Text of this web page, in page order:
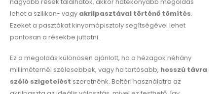
lehet a szilikon- vagy akrilpasztával történő tömítés.
Ezeket a pasztákat kinyomópisztoly segítségével lehet
pontosan a résekbe juttatni.
Ez a megoldás különösen ajánlott, ha a hézagok néhány
milliméternél szélesebbek, vagy ha tartósabb, hosszú távra
szóló szigetelést szeretnénk. Beltéri használatra az